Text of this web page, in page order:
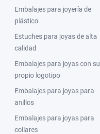
Embalajes para joyería de
plástico
Estuches para joyas de alta
calidad
Embalajes para joyas con su
propio logotipo
Embalajes para joyas para
anillos
Embalajes para joyas para
collares